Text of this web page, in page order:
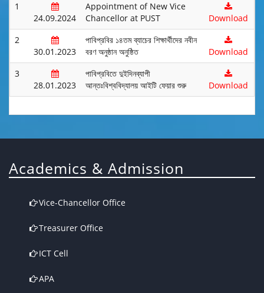
1
24.09.2024
Appointment of New Vice
Chancellor at PUST
Download
2
30.01.2023
পাবিপ্রবির ১৪তম ব্যাচের শিক্ষার্থীদের নবীন
বরণ অনুষ্ঠান অনুষ্ঠিত
Download
3
28.01.2023
পাবিপ্রবিতে দুইদিনব্যাপী
আন্তঃবিশ্ববিদ্যালয় আইটি ফেয়ার শুরু
Download
Academics & Admission
Vice-Chancellor Office
Treasurer Office
ICT Cell
APA